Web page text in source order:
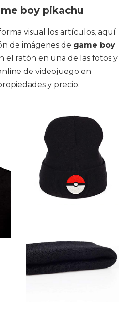
boy pikachu
visual los artículos, aquí
de imágenes de game boy
el ratón en una de las fotos y
de videojuego en
y precio.